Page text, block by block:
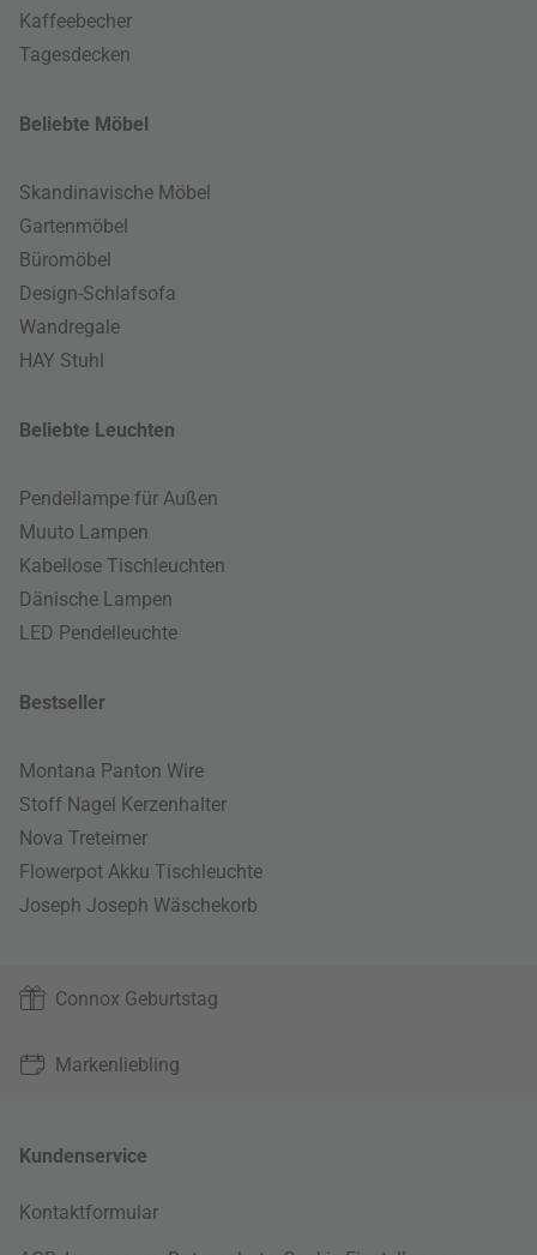
Kaffeebecher
Tagesdecken
Beliebte Möbel
Skandinavische Möbel
Gartenmöbel
Büromöbel
Design-Schlafsofa
Wandregale
HAY Stuhl
Beliebte Leuchten
Pendellampe für Außen
Muuto Lampen
Kabellose Tischleuchten
Dänische Lampen
LED Pendelleuchte
Bestseller
Montana Panton Wire
Stoff Nagel Kerzenhalter
Nova Treteimer
Flowerpot Akku Tischleuchte
Joseph Joseph Wäschekorb
Connox Geburtstag
Markenliebling
Kundenservice
Kontaktformular